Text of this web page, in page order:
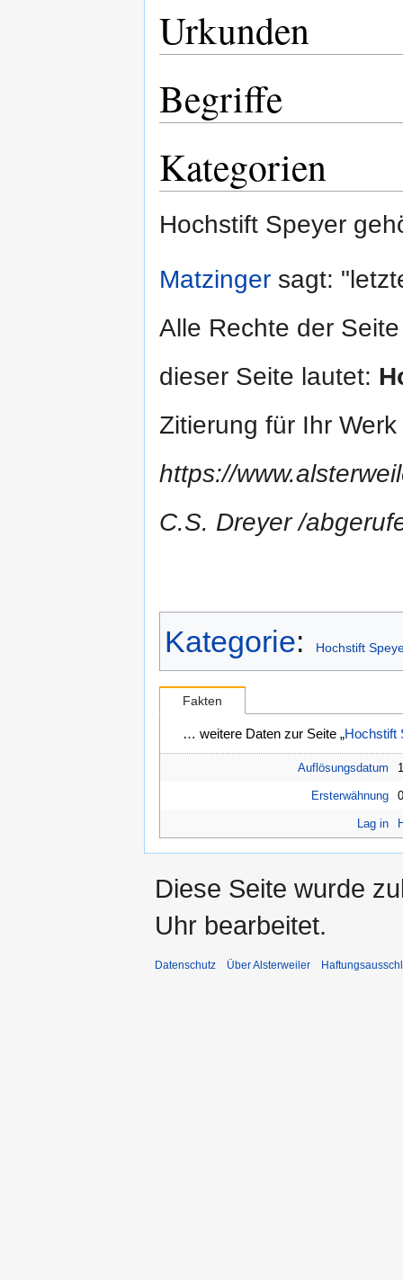
Urkunden
Begriffe
Kategorien
Hochstift Speyer
Matzinger sagt:
Alle Rechte der
dieser Seite lautet:
Zitierung für Ihr
https://
C.S. Dreyer /
Kategorie: Hochstift
Fakten
… weitere Daten zur Seite „Hochstift
Auflösungsdatum
Ersterwähnung
Lag in
Diese Seite wurde
Uhr bearbeitet.
Datenschutz Über Alsterweiler